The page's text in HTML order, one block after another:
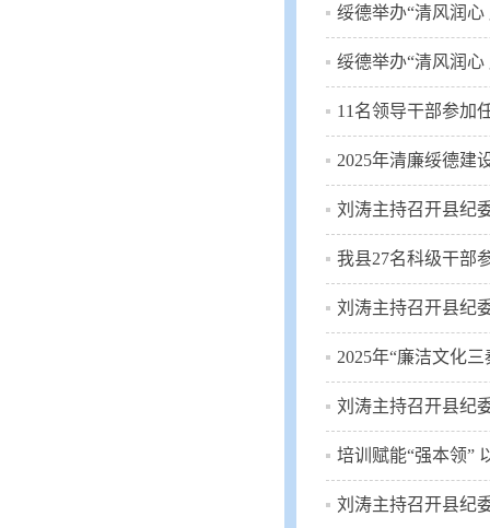
绥德举办“清风润
绥德举办“清风润
11名领导干部参加
2025年清廉绥德建
刘涛主持召开县纪
我县27名科级干部
刘涛主持召开县纪
2025年“廉洁文化
刘涛主持召开县纪
培训赋能“强本领”
刘涛主持召开县纪